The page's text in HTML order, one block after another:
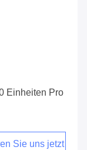
Einheiten Pro
Sie uns jetzt